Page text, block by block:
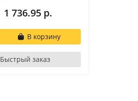
1 736.95 р.
В корзину
Быстрый заказ